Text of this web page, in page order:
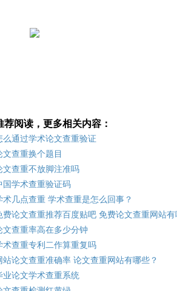
荐阅读，更多相关内容：
么通过学术论文查重验证
文查重换个题目
文查重不放脚注准吗
国学术查重验证码
术几点查重 学术查重是怎么回事？
费论文查重推荐百度贴吧 免费论文查重网站有
文查重率高在多少分钟
术查重专利二作算重复吗
站论文查重准确率 论文查重网站有哪些？
业论文学术查重系统